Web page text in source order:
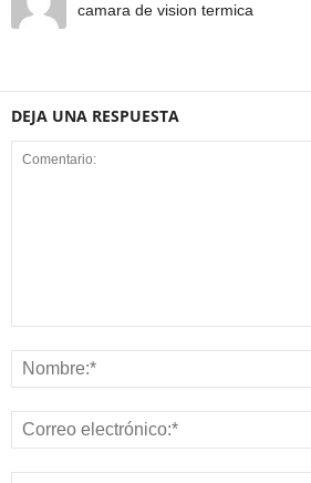
camara de vision termica
DEJA UNA RESPUESTA